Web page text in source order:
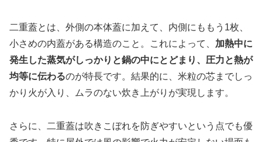
二重蓋とは、外側の本体蓋に加えて、内側にももう1枚、
小さめの内蓋がある構造のこと。これによって、 加熱中に
発生した蒸気がしっかりと鍋の中にとどまり、圧力と熱が
均等に伝わるのが特長です。結果的に、米粒の芯までしっ
かり火が入り、ムラのない炊き上がりが実現します。
さらに、二重蓋は吹きこぼれを防ぎやすいという点でも優